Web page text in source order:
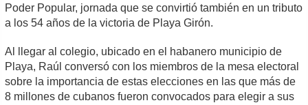
Poder Popular, jornada que se convirtió también en un tributo
a los 54 años de la victoria de Playa Girón.
Al llegar al colegio, ubicado en el habanero municipio de
Playa, Raúl conversó con los miembros de la mesa electoral
sobre la importancia de estas elecciones en las que más de
8 millones de cubanos fueron convocados para elegir a sus